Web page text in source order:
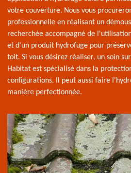
votre couverture. Nous vous
professionnelle en réalisant un
recherchée accompagné de
et d'un produit hydrofuge pour
toit. Si vous désirez réaliser, un soin
Habitat est spécialisé dans la
configurations. Il peut aussi faire
manière perfectionnée.